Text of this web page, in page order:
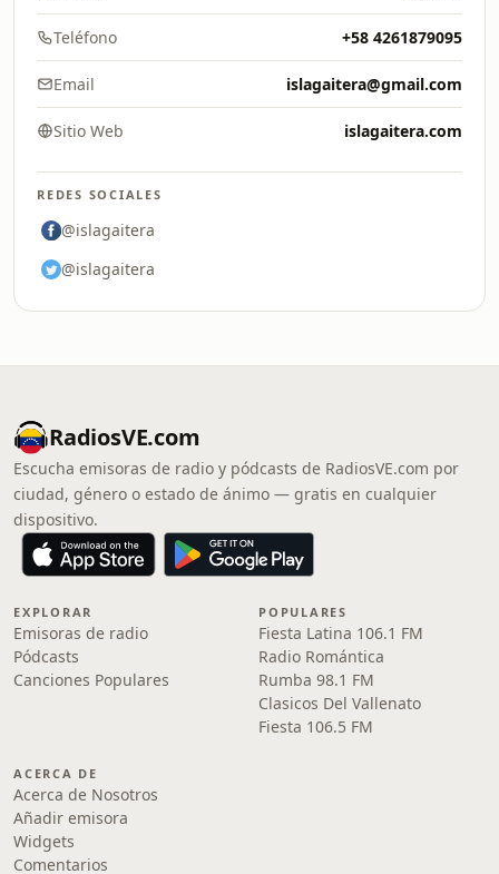
Teléfono +58 4261879095
Email islagaitera@gmail.com
Sitio Web islagaitera.com
REDES SOCIALES
@islagaitera
@islagaitera
RadiosVE.com
Escucha emisoras de radio y pódcasts de RadiosVE.com por
ciudad, género o estado de ánimo — gratis en cualquier
dispositivo.
EXPLORAR
Emisoras de radio
Pódcasts
Canciones Populares
POPULARES
Fiesta Latina 106.1 FM
Radio Romántica
Rumba 98.1 FM
Clasicos Del Vallenato
Fiesta 106.5 FM
ACERCA DE
Acerca de Nosotros
Añadir emisora
Widgets
Comentarios